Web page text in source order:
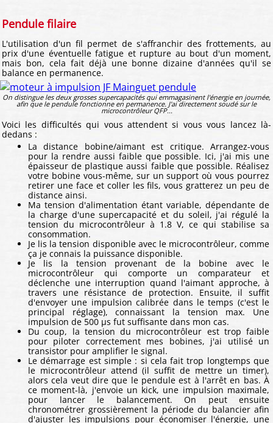
Pendule filaire
L'utilisation d'un fil permet de s'affranchir des frottements, au
prix d'une éventuelle fatigue et rupture au bout d'un moment,
mais bon, cela fait déjà une bonne dizaine d'années qu'il se
balance en permanence.
On distingue les deux grosses supercapacités qui emmagasinent l'énergie en journée,
afin que le pendule fonctionne en permanence. J'ai directement soudé sur le
microcontrôleur QFP...
Voici les difficultés qui vous attendent si vous vous lancez là-
dedans :
La distance bobine/aimant est critique. Arrangez-vous
pour la rendre aussi faible que possible. Ici, j'ai mis une
épaisseur de plastique aussi faible que possible. Réalisez
votre bobine vous-même, sur un support où vous pourrez
retirer une face et coller les fils, vous gratterez un peu de
distance ainsi.
Ma tension d'alimentation étant variable, dépendante de
la charge d'une supercapacité et du soleil, j'ai régulé la
tension du microcontrôleur à 1.8 V, ce qui stabilise sa
consommation.
Je lis la tension disponible avec le microcontrôleur, comme
ça je connais la puissance disponible.
Je lis la tension provenant de la bobine avec le
microcontrôleur qui comporte un comparateur et
déclenche une interruption quand l'aimant approche, à
travers une résistance de protection. Ensuite, il suffit
d'envoyer une impulsion calibrée dans le temps (c'est le
principal réglage), connaissant la tension max. Une
impulsion de 500 µs fut suffisante dans mon cas.
Du coup, la tension du microcontrôleur est trop faible
pour piloter correctement mes bobines, j'ai utilisé un
transistor pour amplifier le signal.
Le démarrage est simple : si cela fait trop longtemps que
le microcontrôleur attend (il suffit de mettre un timer),
alors cela veut dire que le pendule est à l'arrêt en bas. À
ce moment-là, j'envoie un kick, une impulsion maximale,
pour lancer le balancement. On peut ensuite
chronométrer grossièrement la période du balancier afin
d'ajuster les impulsions pour économiser l'énergie, une